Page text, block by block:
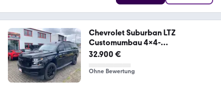
Chevrolet Suburban LTZ
Customumbau 4x4-
TV+Bar+Einzelsitze
32.900 €
Ohne Bewertung